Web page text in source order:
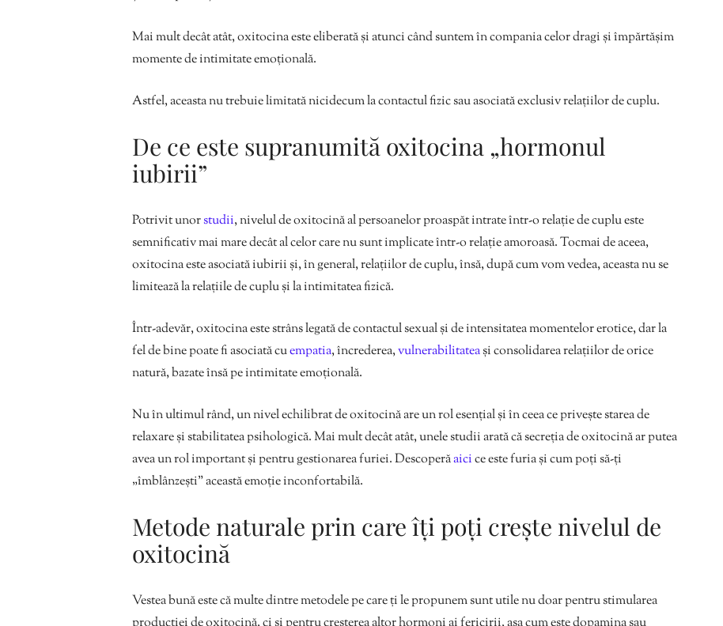
Mai mult decât atât, oxitocina este eliberată și atunci când suntem în compania celor dragi și împărtășim
momente de intimitate emoțională.
Astfel, aceasta nu trebuie limitată nicidecum la contactul fizic sau asociată exclusiv relațiilor de cuplu.
De ce este supranumită oxitocina „hormonul
iubirii”
Potrivit unorstudii, nivelul de oxitocină al persoanelor proaspăt intrate într-o relație de cuplu este
semnificativ mai mare decât al celor care nu sunt implicate într-o relație amoroasă. Tocmai de aceea,
oxitocina este asociată iubirii și, în general, relațiilor de cuplu, însă, după cum vom vedea, aceasta nu se
limitează la relațiile de cuplu și la intimitatea fizică.
Într-adevăr, oxitocina este strâns legată de contactul sexual și de intensitatea momentelor erotice, dar la
fel de bine poate fi asociată cuempatia, încrederea,vulnerabilitateași consolidarea relațiilor de orice
natură, bazate însă pe intimitate emoțională.
Nu în ultimul rând, un nivel echilibrat de oxitocină are un rol esențial și în ceea ce privește starea de
relaxare și stabilitatea psihologică. Mai mult decât atât, unele studii arată că secreția de oxitocină ar putea
avea un rol important și pentru gestionarea furiei. Descoperăaicice este furia și cum poți să-ți
„îmblânzești” această emoție inconfortabilă.
Metode naturale prin care îți poți crește nivelul de
oxitocină
Vestea bună este că multe dintre metodele pe care ți le propunem sunt utile nu doar pentru stimularea